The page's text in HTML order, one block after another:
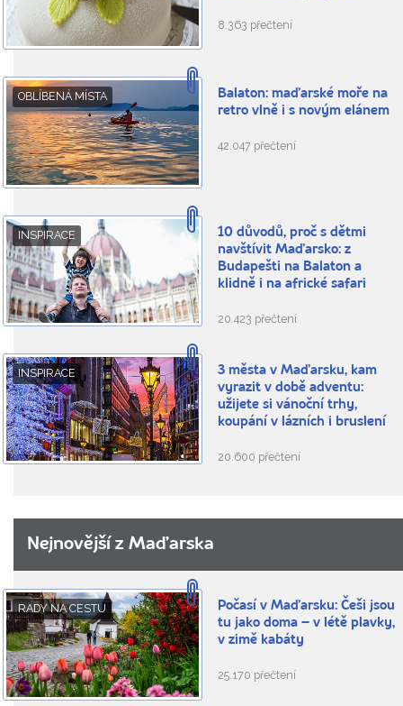
8.363 přečtení
OBLÍBENÁ MÍSTA
Balaton: maďarské moře na
retro vlně i s novým elánem
42.047 přečtení
INSPIRACE
10 důvodů, proč s dětmi
navštívit Maďarsko: z
Budapešti na Balaton a
klidně i na africké safari
20.423 přečtení
INSPIRACE
3 města v Maďarsku, kam
vyrazit v době adventu:
užijete si vánoční trhy,
koupání v lázních i bruslení
20.600 přečtení
Nejnovější z Maďarska
RADY NA CESTU
Počasí v Maďarsku: Češi jsou
tu jako doma – v létě plavky,
v zimě kabáty
25.170 přečtení